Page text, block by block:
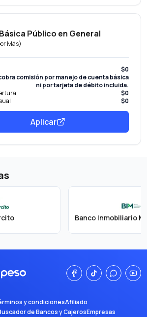
Público en General
Más)
$0
comisión por manejo de cuenta básica
ni por tarjeta de débito incluida.
$0
$0
Aplicar
y condicionesAfiliado
de Bancos y CajerosEmpresas